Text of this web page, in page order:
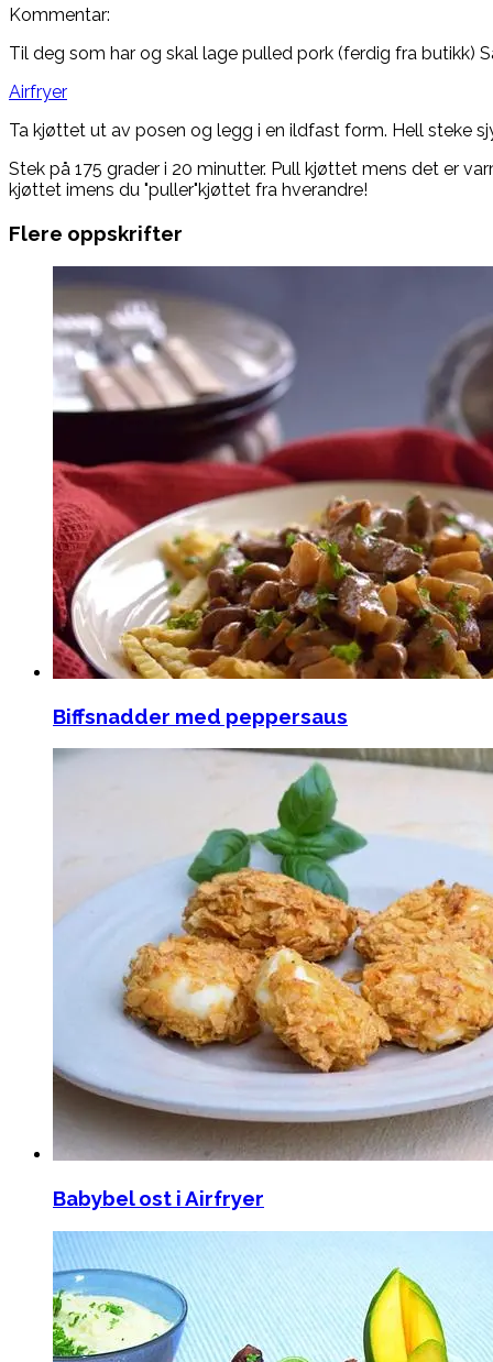
Kommentar:
Til deg som har og skal lage pulled pork (ferdig fra butikk)
Airfryer
Ta kjøttet ut av posen og legg i en ildfast form. Hell steke
Stek på 175 grader i 20 minutter. Pull kjøttet mens det er
kjøttet imens du "puller"kjøttet fra hverandre!
Flere oppskrifter
Biffsnadder med peppersaus
Babybel ost i Airfryer